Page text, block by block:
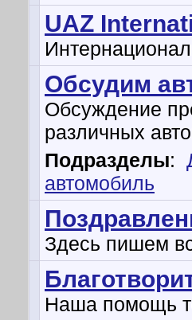
UAZ
Обсудим
Обсуждение
различных
Подразделы:
автомобиль
Здесь пишем
Наша помощь